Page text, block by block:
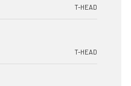
T-HEAD
T-HEAD